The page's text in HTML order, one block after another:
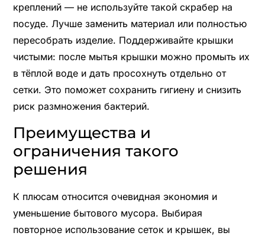
креплений — не используйте такой скрабер на
посуде. Лучше заменить материал или полностью
пересобрать изделие. Поддерживайте крышки
чистыми: после мытья крышки можно промыть их
в тёплой воде и дать просохнуть отдельно от
сетки. Это поможет сохранить гигиену и снизить
риск размножения бактерий.
Преимущества и
ограничения такого
решения
К плюсам относится очевидная экономия и
уменьшение бытового мусора. Выбирая
повторное использование сеток и крышек, вы